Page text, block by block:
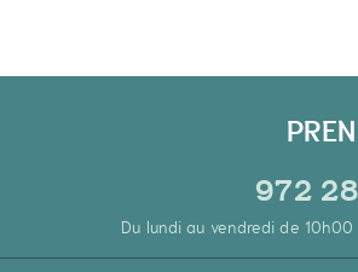
972
Du lundi au vendredi de